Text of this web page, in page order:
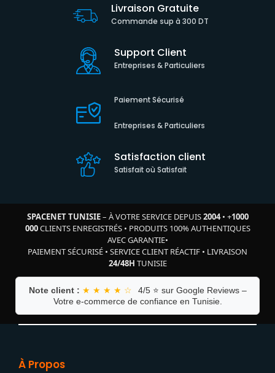
Livraison Gratuite
Commande sup à 300 DT
Support Client
Entreprises & Particuliers
Paiement Sécurisé
Entreprises & Particuliers
Satisfaction client
Satisfait où Satisfait
SPACENET TUNISIE– À VOTRE SERVICE DEPUIS2004• +1000
000CLIENTS ENREGISTRÉS• PRODUITS 100% AUTHENTIQUES
AVEC GARANTIE•
PAIEMENT SÉCURISÉ • SERVICE CLIENT RÉACTIF • LIVRAISON
24/48H TUNISIE
Note client : ★ ★ ★ ★ ☆
4/5 ⭐ sur Google Reviews –
Votre e-commerce de confiance en Tunisie.
À Propos